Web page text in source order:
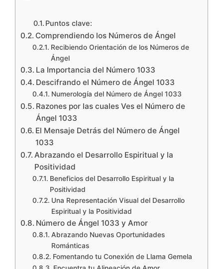
Puntos clave:
Comprendiendo los Números de Ángel
Recibiendo Orientación de los Números de
Ángel
La Importancia del Número 1033
Descifrando el Número de Ángel 1033
Numerología del Número de Ángel 1033
Razones por las cuales Ves el Número de
Ángel 1033
El Mensaje Detrás del Número de Ángel
1033
Abrazando el Desarrollo Espiritual y la
Positividad
Beneficios del Desarrollo Espiritual y la
Positividad
Una Representación Visual del Desarrollo
Espiritual y la Positividad
Número de Ángel 1033 y Amor
Abrazando Nuevas Oportunidades
Románticas
Fomentando tu Conexión de Llama Gemela